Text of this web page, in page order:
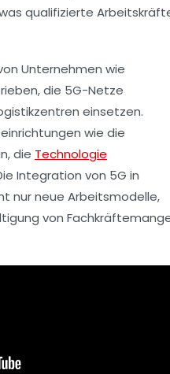
qualifizierte
Unternehmen wie
die 5G-Netze
einsetzen.
wie die
die Technologie
Integration von 5G in
nur neue Arbeitsmodelle,
von